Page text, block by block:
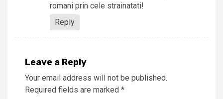
romani prin cele strainatati!
Reply
Leave a Reply
Your email address will not be published.
Required fields are marked *